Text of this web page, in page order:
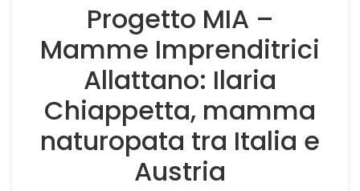
Progetto MIA –
Mamme Imprenditrici
Allattano: Ilaria
Chiappetta, mamma
naturopata tra Italia e
Austria